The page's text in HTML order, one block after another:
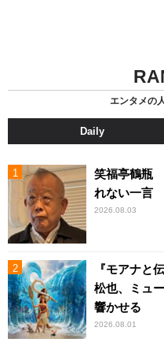
エンタメの
Daily
笑福亭鶴瓶
れない一言
2026.08.03
『モアナと
松也、ミュ
響かせる
2026.08.01